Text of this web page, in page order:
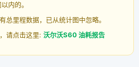
内的。
总里程数据，已从统计图中忽略。
请点击这里: 沃尔沃S60 油耗报告